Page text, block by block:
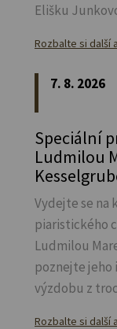
Elišku
Rozbalte si další
7. 8. 2026
Speciální
Ludmilou
Vydejte se
piaristického
Ludmilou
poznejte jeho
výzdobu z
Rozbalte si další